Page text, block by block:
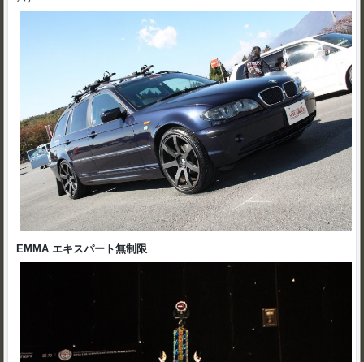
EMMA エキスパート無制限